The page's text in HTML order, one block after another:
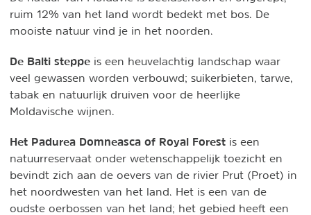
ruim 12% van het land wordt bedekt met bos. De
mooiste natuur vind je in het noorden.
De Balti steppe is een heuvelachtig landschap waar
veel gewassen worden verbouwd; suikerbieten, tarwe,
tabak en natuurlijk druiven voor de heerlijke
Moldavische wijnen.
Het Padurea Domneasca of Royal Forest is een
natuurreservaat onder wetenschappelijk toezicht en
bevindt zich aan de oevers van de rivier Prut (Proet) in
het noordwesten van het land. Het is een van de
oudste oerbossen van het land; het gebied heeft een